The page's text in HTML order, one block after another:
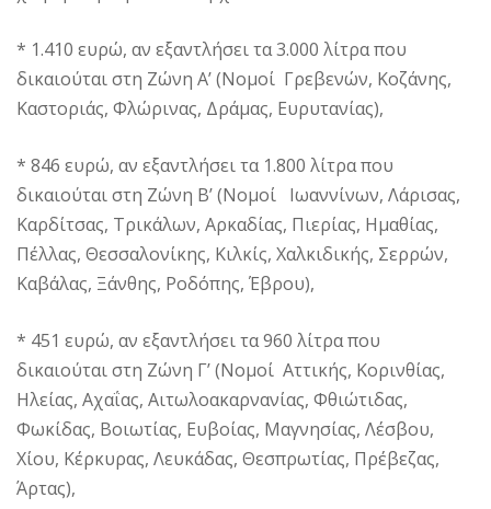
* 1.410 ευρώ, αν εξαντλήσει τα 3.000 λίτρα που
δικαιούται στη Ζώνη Α’ (Νομοί Γρεβενών, Κοζάνης,
Καστοριάς, Φλώρινας, Δράμας, Ευρυτανίας),
* 846 ευρώ, αν εξαντλήσει τα 1.800 λίτρα που
δικαιούται στη Ζώνη Β’ (Νομοί Ιωαννίνων, Λάρισας,
Καρδίτσας, Τρικάλων, Αρκαδίας, Πιερίας, Ημαθίας,
Πέλλας, Θεσσαλονίκης, Κιλκίς, Χαλκιδικής, Σερρών,
Καβάλας, Ξάνθης, Ροδόπης, Έβρου),
* 451 ευρώ, αν εξαντλήσει τα 960 λίτρα που
δικαιούται στη Ζώνη Γ’ (Νομοί Αττικής, Κορινθίας,
Ηλείας, Αχαΐας, Αιτωλοακαρνανίας, Φθιώτιδας,
Φωκίδας, Βοιωτίας, Ευβοίας, Μαγνησίας, Λέσβου,
Χίου, Κέρκυρας, Λευκάδας, Θεσπρωτίας, Πρέβεζας,
Άρτας),